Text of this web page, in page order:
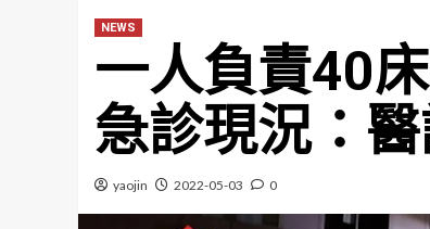
NEWS
一人負責40
急診現況：
yaojin 2022-05-03 0